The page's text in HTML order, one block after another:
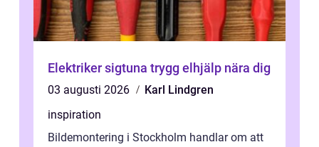
Elektriker sigtuna trygg elhjälp nära dig
03 augusti 2026
Karl Lindgren
inspiration
Bildemontering i Stockholm handlar om att